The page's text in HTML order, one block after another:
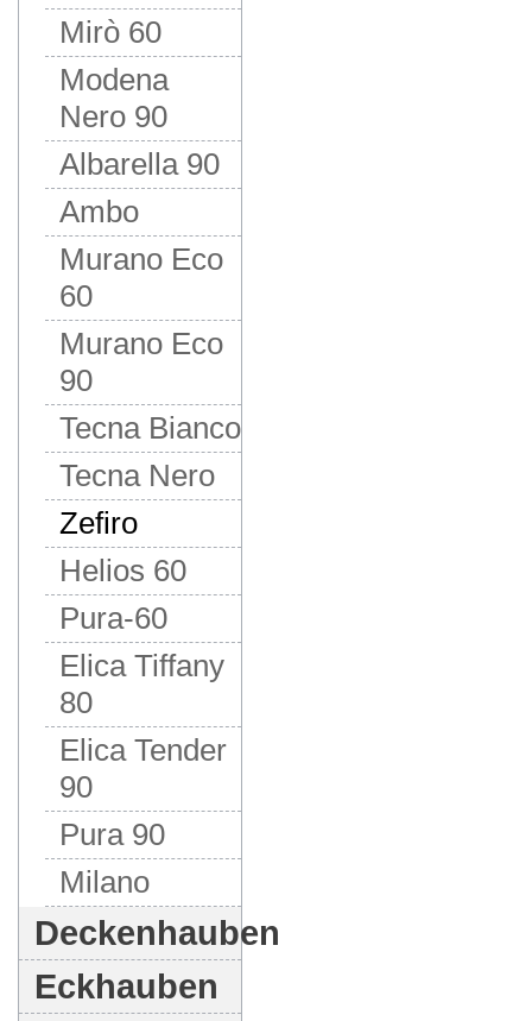
Mirò 60
Modena
Nero 90
Albarella 90
Ambo
Murano Eco
60
Murano Eco
90
Tecna Bianco
Tecna Nero
Zefiro
Helios 60
Pura-60
Elica Tiffany
80
Elica Tender
90
Pura 90
Milano
Deckenhauben
Eckhauben